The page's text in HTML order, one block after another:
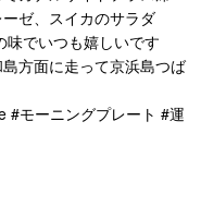
ゼ、スイカのサラダ
でいつも嬉しいです
方面に走って京浜島つば
#モーニングプレート #運